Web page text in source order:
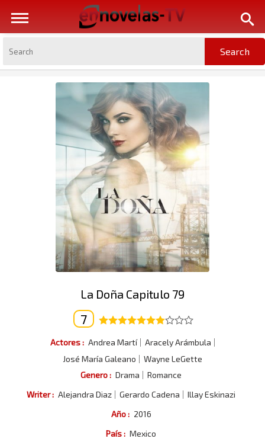
La Doña Capitulo 79
7
Actores : Andrea Martí
Aracely Arámbula
José María Galeano
Wayne LeGette
Genero : Drama
Romance
Writer : Alejandra Diaz Gerardo Cadena
Illay Eskinazi
Año : 2016
País : Mexico